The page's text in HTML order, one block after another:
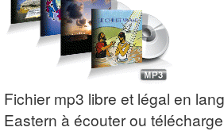
Fichier mp3 libre et légal en
Eastern à écouter ou